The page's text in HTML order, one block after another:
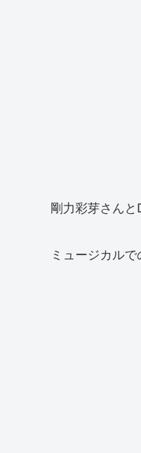
剛力彩芽さんと
ミュージカル